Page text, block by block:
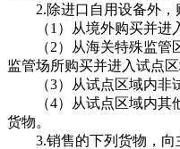
2.除进口自用设备外，
（1）从境外购买并进入
（2）从海关特殊监管
监管场所购买并进入试点
（3）从试点区域内非试
（4）从试点区域内其
货物。
3.销售的下列货物，向